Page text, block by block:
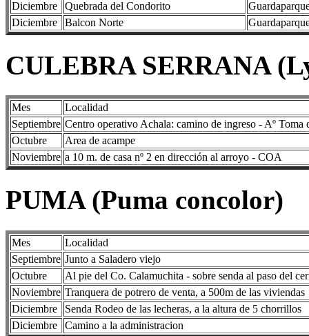
Diciembre Quebrada del Condorito
Diciembre
Balcon Norte
CULEBRA SERRANA
Mes
Localidad
Septiembre Centro operativo Achala: camino de ingreso - Aº Toma
Octubre
Area de acampe
Noviembre a 10 m. de casa nº 2 en dirección al arroyo - COA
PUMA (Puma concolor)
Mes
Localidad
Septiembre Junto a Saladero viejo
Octubre
Al pie del Co. Calamuchita - sobre senda al paso del
Noviembre Tranquera de potrero de venta, a 500m de las viviendas
Diciembre
Senda Rodeo de las lecheras, a la altura de 5 chorrillos
Diciembre
Camino a la administracion